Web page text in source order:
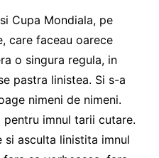
Cupa Mondiala, pe
care faceau oarece
o singura regula, in
pastra linistea. Si s-a
nimeni de nimeni.
imnul tarii cutare.
si asculta linistita imnul